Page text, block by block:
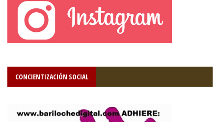
CONCIENTIZACIÓN SOCIAL